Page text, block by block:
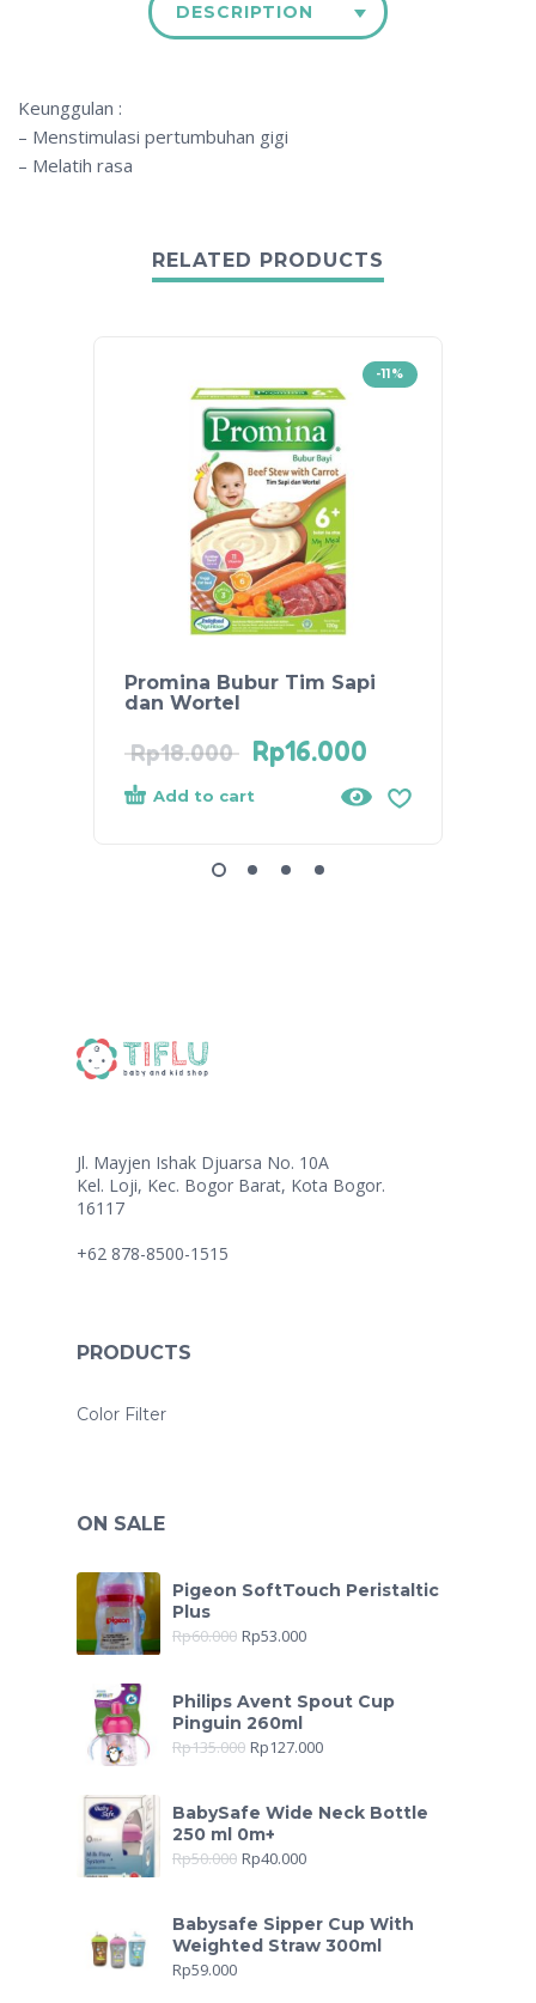
DESCRIPTION
Keunggulan :
– Menstimulasi pertumbuhan gigi
– Melatih rasa
RELATED PRODUCTS
-11%
Promina Bubur Tim Sapi
dan Wortel
Rp18.000 Rp16.000
Add to cart
Jl. Mayjen Ishak Djuarsa No. 10A
Kel. Loji, Kec. Bogor Barat, Kota Bogor.
16117
+62 878-8500-1515
PRODUCTS
Color Filter
ON SALE
Pigeon SoftTouch Peristaltic
Plus
Rp60.000 Rp53.000
Philips Avent Spout Cup
Pinguin 260ml
Rp135.000 Rp127.000
BabySafe Wide Neck Bottle
250 ml 0m+
Rp50.000 Rp40.000
Babysafe Sipper Cup With
Weighted Straw 300ml
Rp59.000